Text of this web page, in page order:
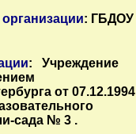
: ГБДОУ
: Учреждение
от 07.12.1994
сада № 3 .